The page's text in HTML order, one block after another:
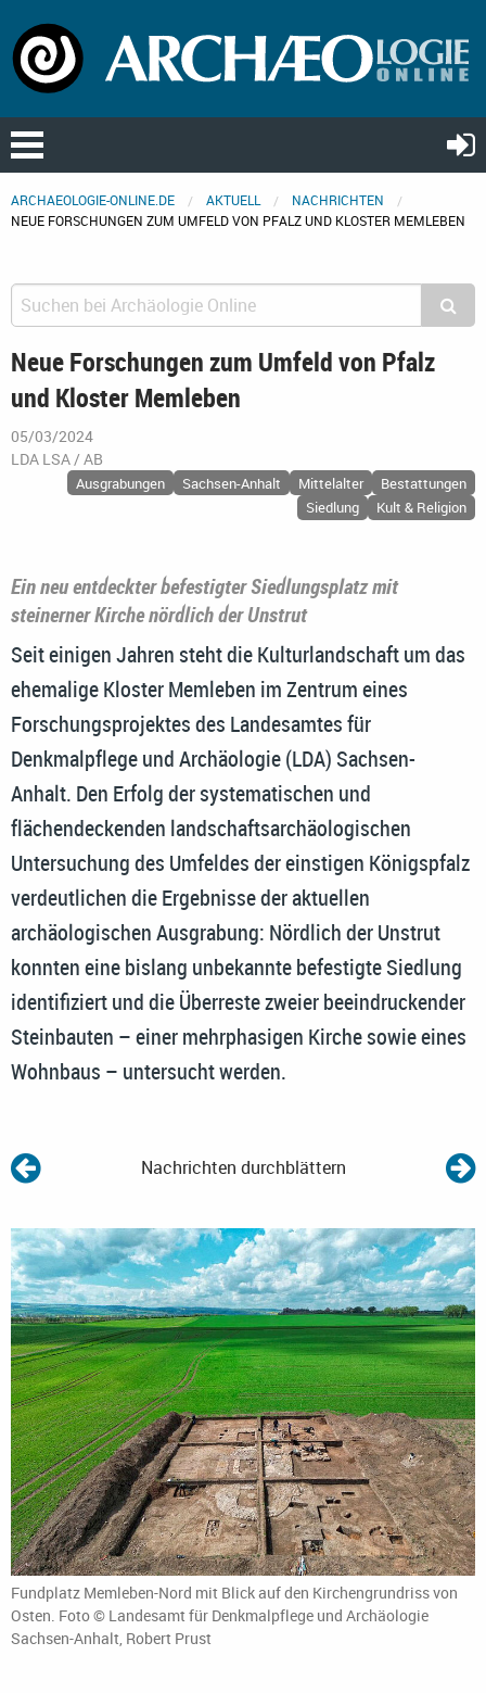
ARCHAEOLOGIE-ONLINE.DE AKTUELL
NACHRICHTEN
NEUE FORSCHUNGEN ZUM UMFELD VON PFALZ UND KLOSTER MEMLEBEN
Neue Forschungen zum Umfeld von Pfalz
und Kloster Memleben
05/03/2024
LDA LSA / AB
Ausgrabungen Sachsen-Anhalt Mittelalter
Bestattungen
Siedlung
Kult & Religion
Ein neu entdeckter befestigter Siedlungsplatz mit
steinerner Kirche nördlich der Unstrut
Seit einigen Jahren steht die Kulturlandschaft um das
ehemalige Kloster Memleben im Zentrum eines
Forschungsprojektes des Landesamtes für
Denkmalpflege und Archäologie (LDA) Sachsen-
Anhalt. Den Erfolg der systematischen und
flächendeckenden landschaftsarchäologischen
Untersuchung des Umfeldes der einstigen Königspfalz
verdeutlichen die Ergebnisse der aktuellen
archäologischen Ausgrabung: Nördlich der Unstrut
konnten eine bislang unbekannte befestigte Siedlung
identifiziert und die Überreste zweier beeindruckender
Steinbauten – einer mehrphasigen Kirche sowie eines
Wohnbaus – untersucht werden.
Nachrichten durchblättern
Fundplatz Memleben-Nord mit Blick auf den Kirchengrundriss von
Osten. Foto © Landesamt für Denkmalpflege und Archäologie
Sachsen-Anhalt, Robert Prust